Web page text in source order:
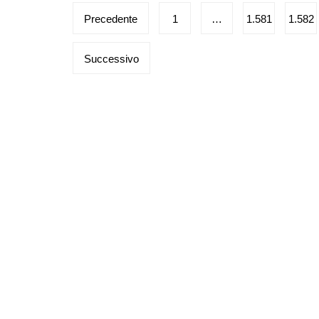
Paginazione
articoli
Precedente 1 … 1.581 1.582
Successivo